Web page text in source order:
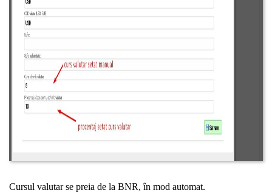
Cursul valutar se preia de la BNR, în mod automat.